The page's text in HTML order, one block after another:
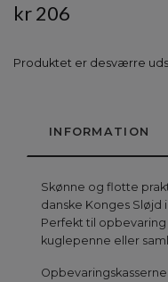
kr 206
Produktet er desværre
INFORMATION
Skønne og flotte
danske Konges Sløjd
Perfekt til opbevaring
kuglepenne eller